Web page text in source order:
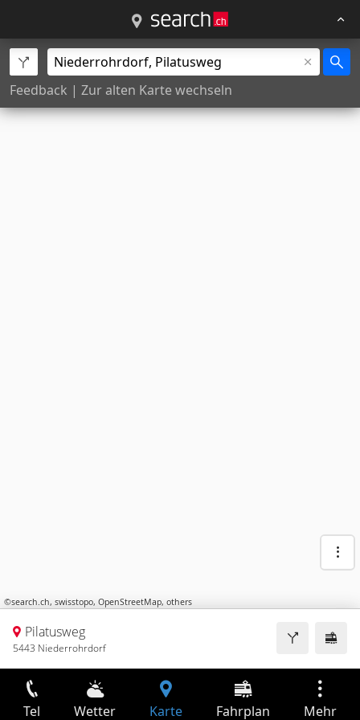
Feedback | Zur alten Karte wechseln
©search.ch, swisstopo, OpenStreetMap, others
Pilatusweg
5443 Niederrohrdorf
Tel Wetter Karte Fahrplan Mehr